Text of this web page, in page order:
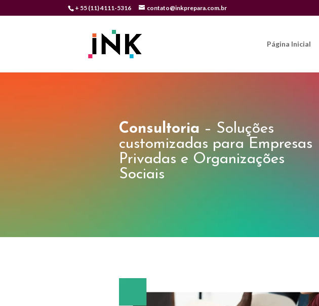
+ 55 (11) 4111-5316 contato@inkprepara.com.br
Página Inicial
Consultoria – Soluções
customizadas para Empresas
Privadas e Organizações
Sociais